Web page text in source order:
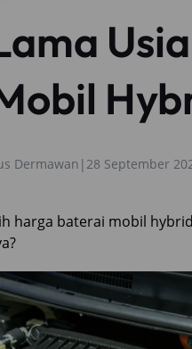
Dermawan | 28 September
harga baterai mobil